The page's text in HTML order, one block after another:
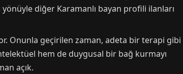
diğer Karamanlı bayan profili ilanları
Onunla geçirilen zaman, adeta bir terapi gibi
hem de duygusal bir bağ kurmayı
açık.